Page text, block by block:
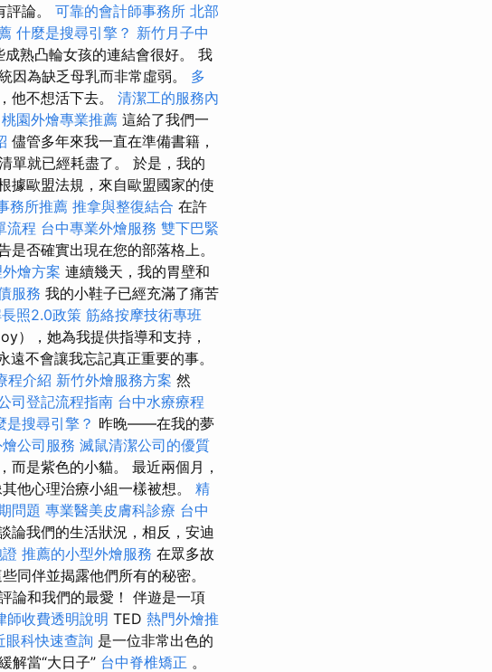
論。 可靠的會計師事務所 北部
什麼是搜尋引擎？ 新竹月子中
熟凸輪女孩的連結會很好。 我
因為缺乏母乳而非常虛弱。 多
他不想活下去。 清潔工的服務內
桃園外燴專業推薦 這給了我們一
儘管多年來我一直在準備書籍，
單就已經耗盡了。 於是，我的
據歐盟法規，來自歐盟國家的使
務所推薦 推拿與整復結合 在許
流程 台中專業外燴服務 雙下巴緊
是否確實出現在您的部落格上。
燴方案 連續幾天，我的胃壁和
服務 我的小鞋子已經充滿了痛苦
照2.0政策 筋絡按摩技術專班
），她為我提供指導和支持，
不會讓我忘記真正重要的事。
程介紹 新竹外燴服務方案 然
司登記流程指南 台中水療療程
是搜尋引擎？ 昨晚——在我的夢
公司服務 滅鼠清潔公司的優質
而是紫色的小貓。 最近兩個月，
他心理治療小組一樣被想。 精
問題 專業醫美皮膚科診療 台中
論我們的生活狀況，相反，安迪
推薦的小型外燴服務 在眾多故
同伴並揭露他們所有的秘密。
論和我們的最愛！ 伴遊是一項
師收費透明說明 TED 熱門外燴推
眼科快速查詢 是一位非常出色的
解當“大日子” 台中脊椎矯正 。